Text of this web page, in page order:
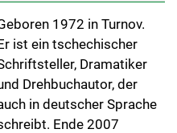
1972 in Turnov.
ist ein tschechischer
Dramatiker
Drehbuchautor, der
in deutscher Sprache
Ende 2007